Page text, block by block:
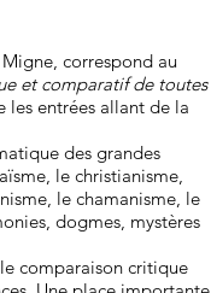
correspond au
et comparatif de toutes
les entrées allant de la
des grandes
le christianisme,
le chamanisme, le
dogmes, mystères
comparaison critique